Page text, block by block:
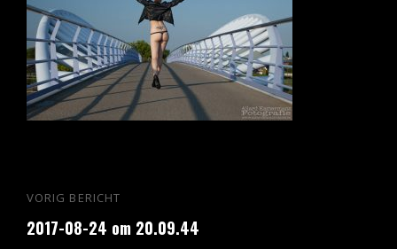
Bericht
navigatie
Vorig
bericht
VORIG BERICHT
2017-08-24 om 20.09.44